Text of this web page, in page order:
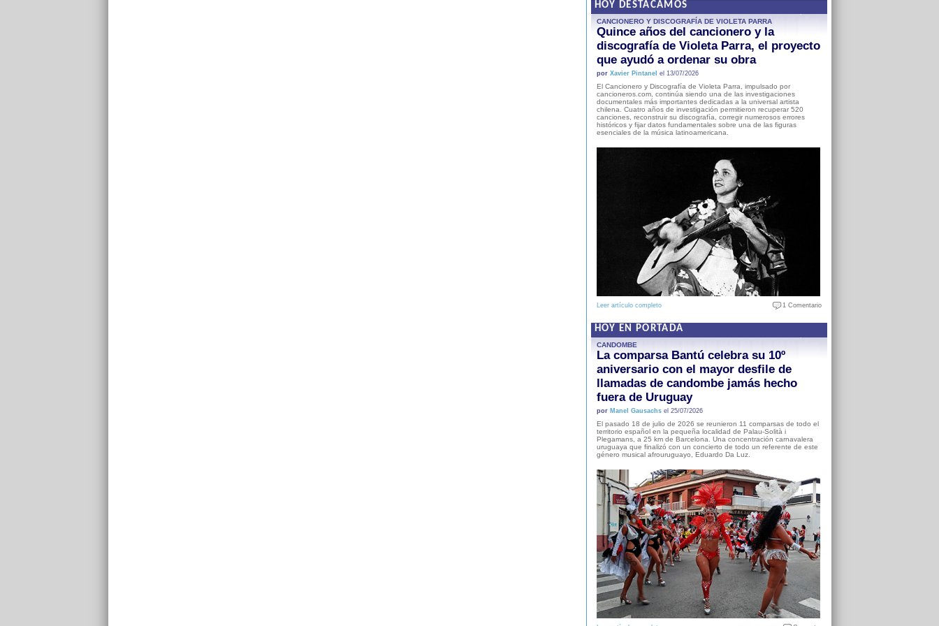
HOY DESTACAMOS
CANCIONERO Y DISCOGRAFÍA DE VIOLETA PARRA
Quince años del cancionero y la
discografía de Violeta Parra, el proyecto
que ayudó a ordenar su obra
por Xavier Pintanel el 13/07/2026
El Cancionero y Discografía de Violeta Parra, impulsado por
cancioneros.com, continúa siendo una de las investigaciones
documentales más importantes dedicadas a la universal artista
chilena. Cuatro años de investigación permitieron recuperar 520
canciones, reconstruir su discografía, corregir numerosos errores
históricos y fijar datos fundamentales sobre una de las figuras
esenciales de la música latinoamericana.
Leer artículo completo 1 Comentario
HOY EN PORTADA
CANDOMBE
La comparsa Bantú celebra su 10º
aniversario con el mayor desfile de
llamadas de candombe jamás hecho
fuera de Uruguay
por Manel Gausachsel 25/07/2026
El pasado 18 de julio de 2026 se reunieron 11 comparsas de todo el
territorio español en la pequeña localidad de Palau-Solità i
Plegamans, a 25 km de Barcelona. Una concentración carnavalera
uruguaya que finalizó con un concierto de todo un referente de este
género musical afrouruguayo, Eduardo Da Luz.